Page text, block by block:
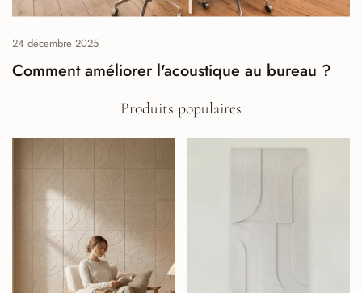
24 décembre 2025
Comment améliorer l'acoustique au bureau ?
Produits populaires